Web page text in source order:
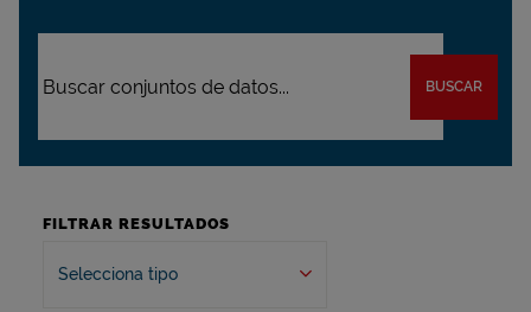
BUSCAR
FILTRAR RESULTADOS
Selecciona tipo